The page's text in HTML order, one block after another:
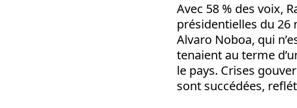
Avec 58 % des voix,
présidentielles du 26
Alvaro Noboa, qui
tenaient au terme
le pays. Crises
sont succédées,